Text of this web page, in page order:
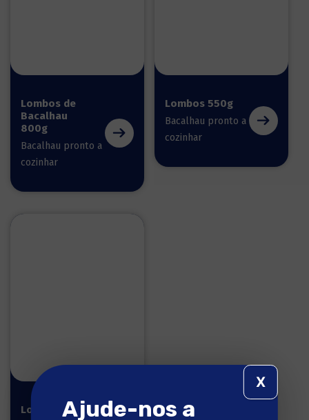
Lombos de
Bacalhau
800g
Bacalhau pronto a
cozinhar
Lombos 550g
Bacalhau pronto a
cozinhar
Lombos 700gAjude-nos a
X